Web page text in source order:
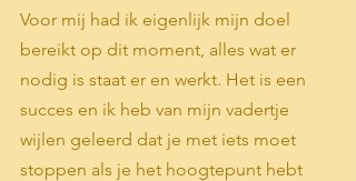
Voor mij had ik eigenlijk mijn doel
bereikt op dit moment, alles wat er
nodig is staat er en werkt. Het is een
succes en ik heb van mijn vadertje
wijlen geleerd dat je met iets moet
stoppen als je het hoogtepunt hebt